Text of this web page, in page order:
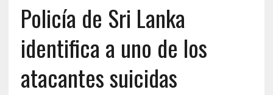
Policía de Sri Lanka
identifica a uno de los
atacantes suicidas